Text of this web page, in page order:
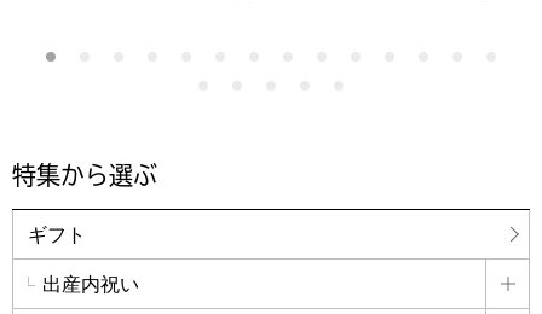
特集から選ぶ
ギフト
出産内祝い
詳